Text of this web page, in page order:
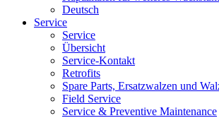
Deutsch
Service
Service
Übersicht
Service-Kontakt
Retrofits
Spare Parts, Ersatzwalzen und
Field Service
Service & Preventive Maintenance